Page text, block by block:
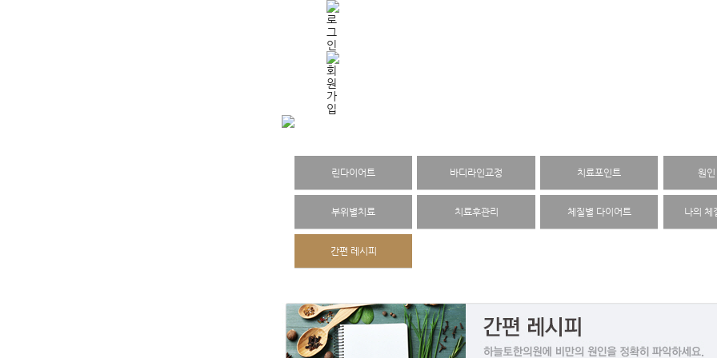
린다이어트 바디라인교정 치료포인트 원
부위별치료 치료후관리 체질별 다이어트 나의 체
간편 레시피